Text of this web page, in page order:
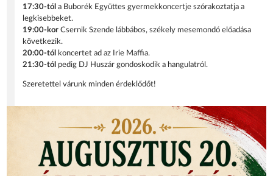
17:30-tól a Buborék Együttes gyermekkoncertje szórakoztatja a
legkisebbeket.
19:00-korCsernik Szende lábbábos, székely mesemondó előadása
következik.
20:00-tól
koncertet ad az Irie Maffia.
21:30-tól pedig DJ Huszár gondoskodik a hangulatról.
Szeretettel várunk minden érdeklődőt!